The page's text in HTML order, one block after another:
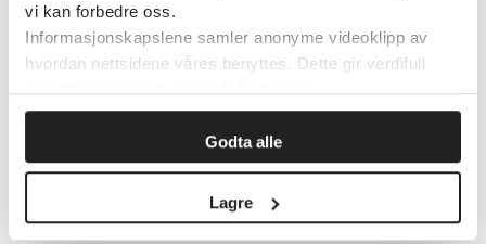
vi kan forbedre oss.
Informasjonskapslene samler anonyme videoklipp av
hvordan nettsidene våres benyttes. Dette gir verdifull
innsikt som gjør at vi kan forbedre oss.
Godta alle
Lagre
Tilsyn med barnehagens innhold
Tilsyn av skadedyrbekjempelser